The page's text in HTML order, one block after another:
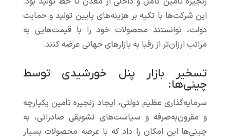
این شرکت‌ها با تکیه بر هزینه‌های پایین تولید و حمایت
دولت، توانستند محصولات خود را با قیمت‌هایی به
مراتب ارزان‌تر از رقبا به بازارهای جهانی عرضه کنند.
تسخیر بازار پنل خورشیدی توسط
چینی‌ها:
سرمایه‌گذاری عظیم دولتی، ایجاد زنجیره تأمین یکپارچه
و مقرون‌به‌صرفه و سیاست‌های تشویقی صادراتی، به
چینی‌ها این امکان را داد که با عرضه محصولات بسیار